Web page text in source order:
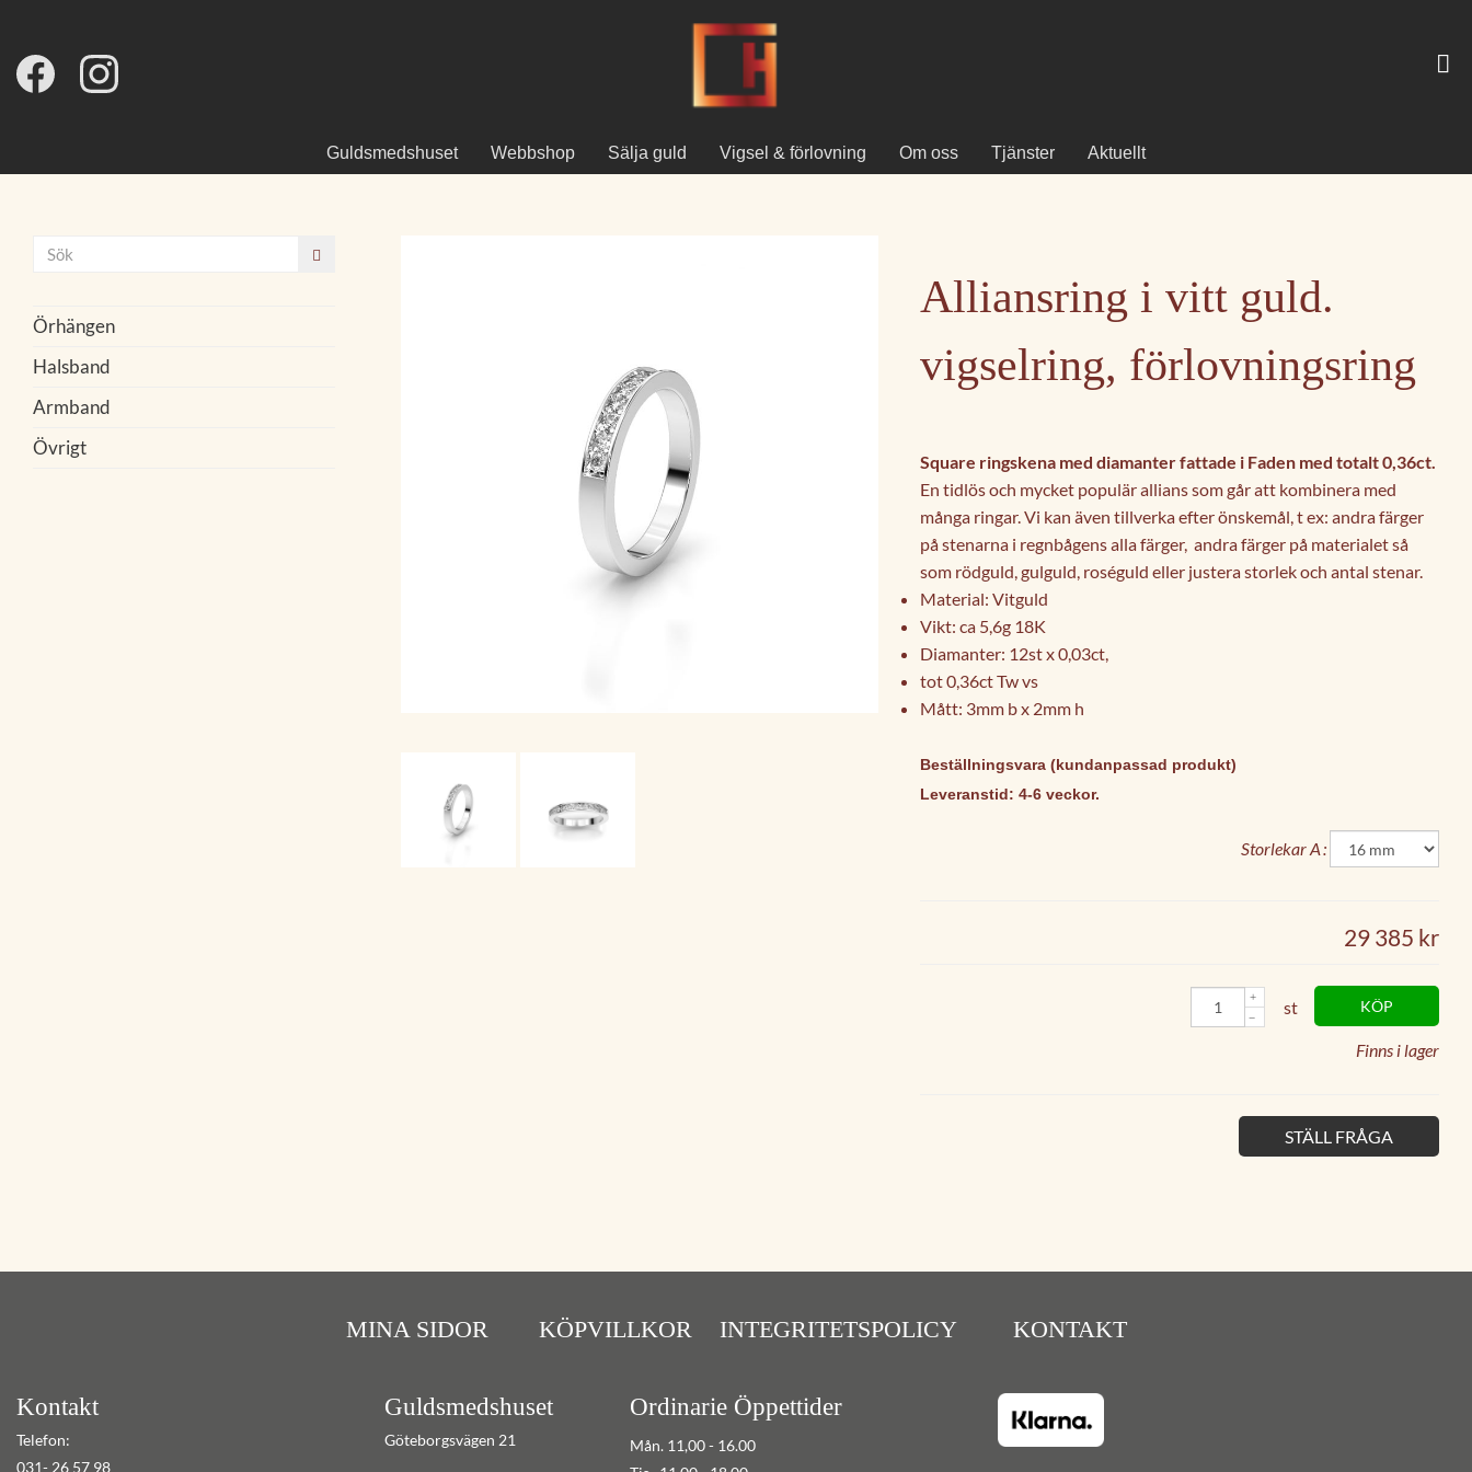
Guldsmedshuset Webbshop Sälja guld Vigsel & förlovning Om oss Tjänster Aktuellt
Örhängen
Halsband
Armband
Övrigt
Alliansring i vitt guld.
vigselring, förlovningsring
Square ringskena med diamanter fattade i Faden med totalt 0,36ct.
En tidlös och mycket populär allians som går att kombinera med
många ringar. Vi kan även tillverka efter önskemål, t ex: andra färger
på stenarna i regnbågens alla färger, andra färger på materialet så
som rödguld, gulguld, roséguld eller justera storlek och antal stenar.
Material: Vitguld
Vikt: ca 5,6g 18K
Diamanter: 12st x 0,03ct,
tot 0,36ct Tw vs
Mått: 3mm b x 2mm h
Beställningsvara (kundanpassad produkt)
Leveranstid: 4-6 veckor.
Storlekar A
29 385 kr
KÖP
st
Finns i lager
STÄLL FRÅGA
MINA SIDOR KÖPVILLKOR INTEGRITETSPOLICY KONTAKT
Kontakt
Telefon:
031- 26 57 98
Guldsmedshuset
Göteborgsvägen 21
Ordinarie Öppettider
Mån. 11,00 - 16.00